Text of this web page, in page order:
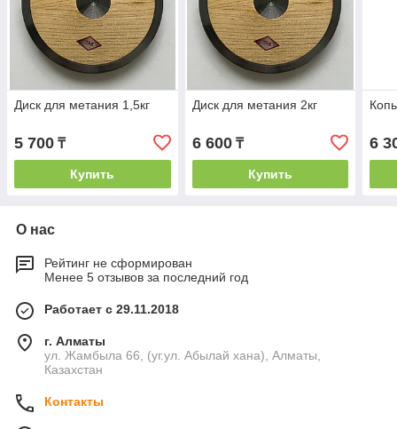
Диск для метания 1,5кг
5 700 ₸
Купить
Диск для метания 2кг
6 600₸
Купить
6
О нас
Рейтинг не сформирован
Менее 5 отзывов за последний год
Работает с 29.11.2018
г. Алматы
ул. Жамбыла 66, (уг.ул. Абылай хана), Алматы,
Казахстан
Контакты